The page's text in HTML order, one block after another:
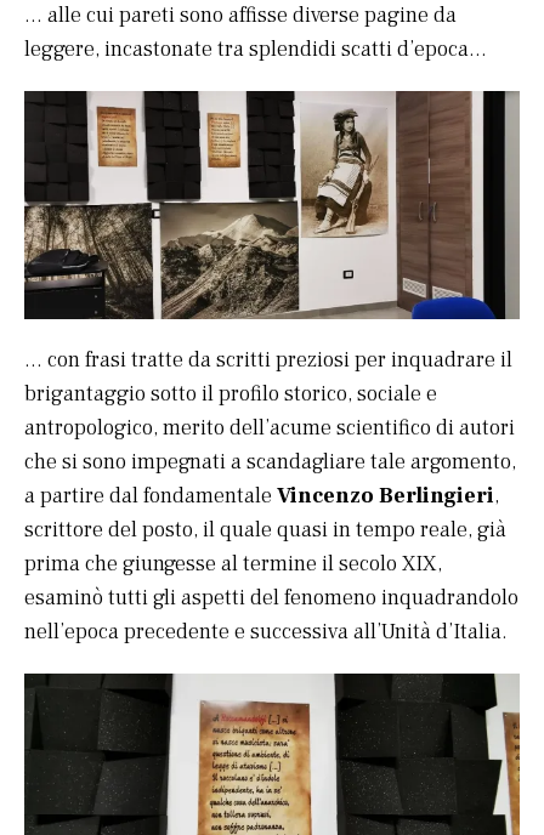
… alle cui pareti sono affisse diverse pagine da
leggere, incastonate tra splendidi scatti d’epoca…
… con frasi tratte da scritti preziosi per inquadrare il
brigantaggio sotto il profilo storico, sociale e
antropologico, merito dell’acume scientifico di autori
che si sono impegnati a scandagliare tale argomento,
a partire dal fondamentale Vincenzo Berlingieri,
scrittore del posto, il quale quasi in tempo reale, già
prima che giungesse al termine il secolo XIX,
esaminò tutti gli aspetti del fenomeno inquadrandolo
nell’epoca precedente e successiva all’Unità d’Italia.